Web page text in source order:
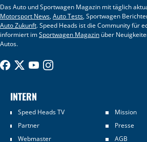
Das Auto und Sportwagen Magazin mit täglich
Motorsport News,Auto Tests, Sportwagen
Auto Zukunft. Speed Heads ist die Community für
informiert imSportwagen Magazin über
Autos.
INTERN
Speed Heads TV
Mission
Partner
Presse
Webmaster
AGB